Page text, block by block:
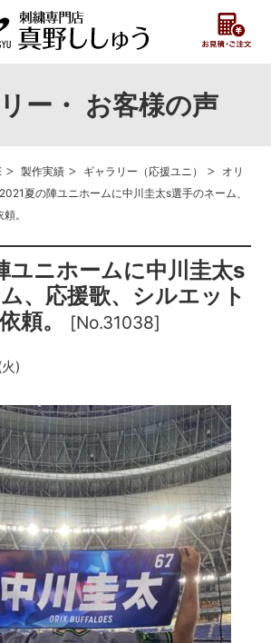
ー・ お客様の声
> 製作実績> ギャラリー（応援ユニ） > オリ
2021夏の陣ユニホームに中川圭太s選手のネーム、
。
ユニホームに中川圭太s
、応援歌、シルエット
頼。
[No.31038]
)